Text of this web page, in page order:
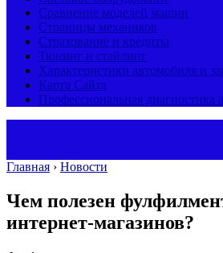
Сравнение моделей машин
Страницы механиков
Страхование и кредиты
Тюнинг и стайлинг
Характеристики автомобиля и
Карта Сайта
Профессиональная
Главная › Новости
Чем полезен
интернет-магазинов?